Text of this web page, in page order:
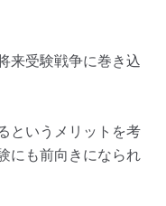
来受験戦争に巻き込
というメリットを考
にも前向きになられ